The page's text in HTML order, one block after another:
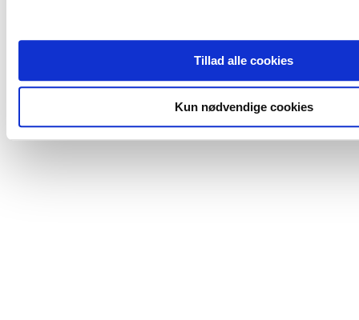
Tillad alle cookies
Kun nødvendige cookies